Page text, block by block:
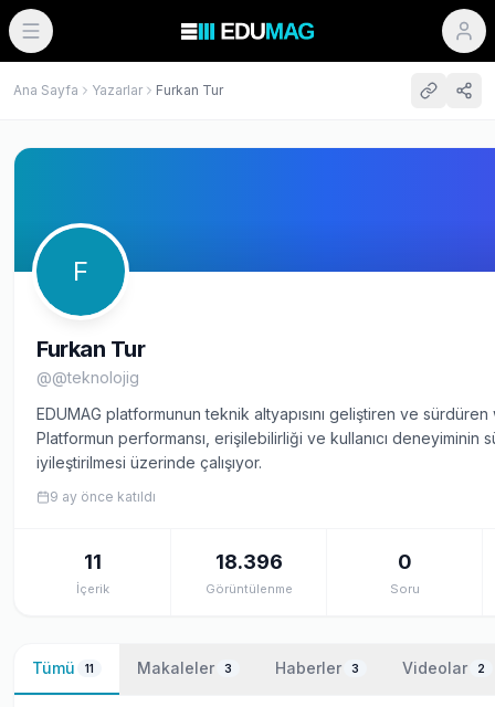
Ana Sayfa Yazarlar Furkan Tur
F
Furkan Tur
@@teknolojig
EDUMAG platformunun teknik altyapısını geliştiren ve
Platformun performansı, erişilebilirliği ve kullanıcı deneyiminin
iyileştirilmesi üzerinde çalışıyor.
9 ay önce katıldı
11
İçerik
18.396
Görüntülenme
0
Soru
Tümü 11 Makaleler 3 Haberler 3 Videolar 2